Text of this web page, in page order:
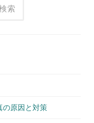
の原因と対策